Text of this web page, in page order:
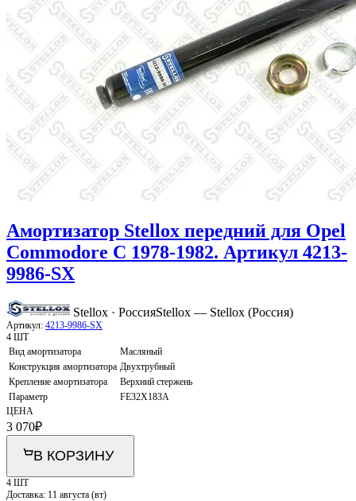
Амортизатор Stellox передний для Opel
Commodore C 1978-1982. Артикул 4213-
9986-SX
Stellox · РоссияStellox — Stellox (Россия)
Артикул: 4213-9986-SX
4 ШТ
Вид амортизатора
Масляный
Конструкция амортизатора Двухтрубный
Крепление амортизатора
Верхний стержень
Параметр
FE32X183A
ЦЕНА
3 070₽
В КОРЗИНУ
4 ШТ
Доставка: 11 августа (вт)